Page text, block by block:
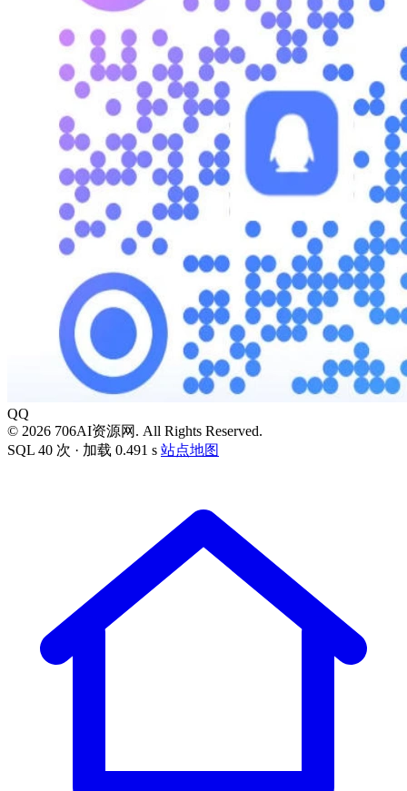
QQ
© 2026 706AI资源网. All Rights Reserved.
SQL 40 次 · 加载 0.491 s 站点地图